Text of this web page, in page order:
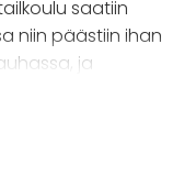
saatiin
niin päästiin ihan
ja
baarikin oikein